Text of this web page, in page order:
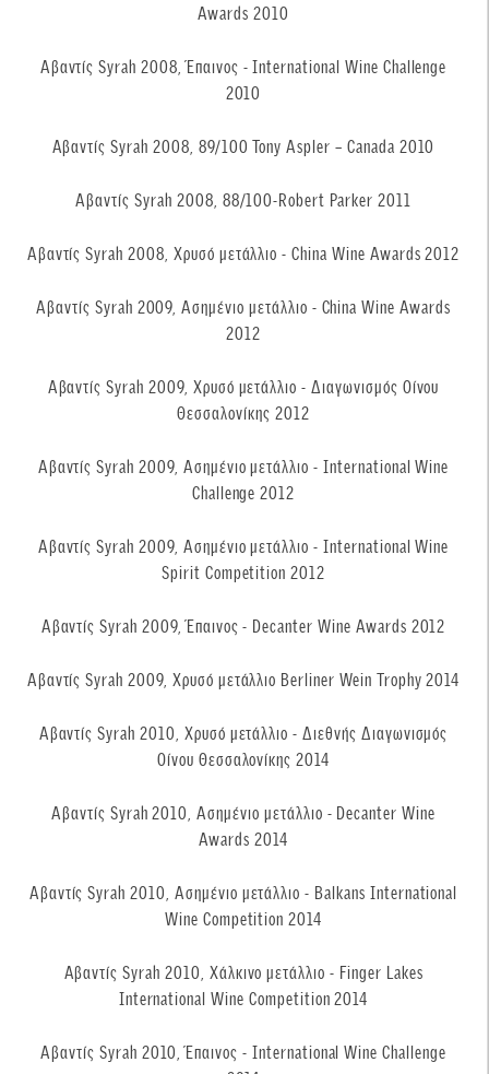
Awards 2010
Αβαντίς Syrah 2008, Έπαινος - International Wine Challenge
2010
Αβαντίς Syrah 2008, 89/100 Tony Aspler – Canada 2010
Αβαντίς Syrah 2008, 88/100-Robert Parker 2011
Αβαντίς Syrah 2008, Χρυσό μετάλλιο - China Wine Awards 2012
Αβαντίς Syrah 2009, Ασημένιο μετάλλιο - China Wine Awards
2012
Αβαντίς Syrah 2009, Χρυσό μετάλλιο - Διαγωνισμός Οίνου
Θεσσαλονίκης 2012
Αβαντίς Syrah 2009, Ασημένιο μετάλλιο - International Wine
Challenge 2012
Αβαντίς Syrah 2009, Ασημένιο μετάλλιο - International Wine
Spirit Competition 2012
Αβαντίς Syrah 2009, Έπαινος - Decanter Wine Awards 2012
Αβαντίς Syrah 2009, Χρυσό μετάλλιο Berliner Wein Trophy 2014
Αβαντίς Syrah 2010, Χρυσό μετάλλιο - Διεθνής Διαγωνισμός
Οίνου Θεσσαλονίκης 2014
Αβαντίς Syrah 2010, Ασημένιο μετάλλιο - Decanter Wine
Awards 2014
Αβαντίς Syrah 2010, Ασημένιο μετάλλιο - Balkans International
Wine Competition 2014
Αβαντίς Syrah 2010, Χάλκινο μετάλλιο - Finger Lakes
International Wine Competition 2014
Αβαντίς Syrah 2010, Έπαινος - International Wine Challenge